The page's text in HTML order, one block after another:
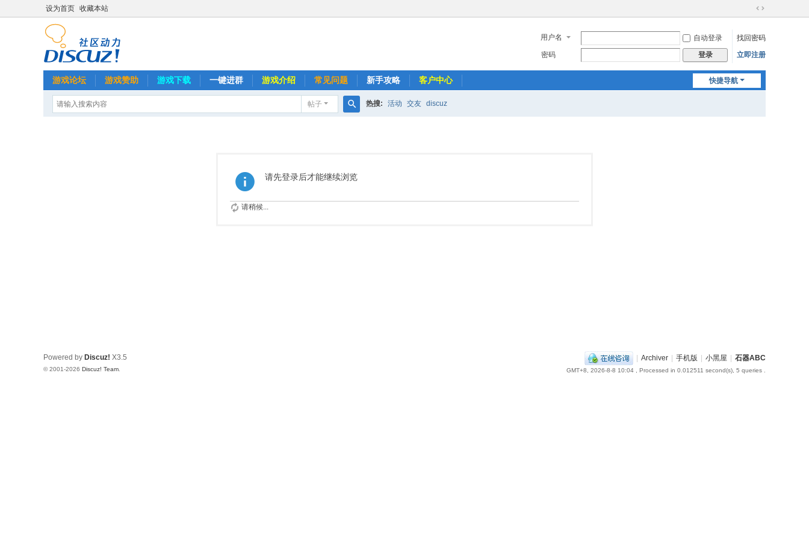
设为首页 收藏本站
切
到
宽
用户名 自动登录
找回密码
密码
登录 立即注册
快捷导航
游戏论坛 游戏赞助 游戏下载 一键进群 游戏介绍 常见问题 新手攻略 客户中心
帖子 热搜: 活动 交友 discuz
请先登录后才能继续浏览
请稍候...
| Archiver | 手机版 | 小黑屋 | 石器ABC
GMT+8, 2026-8-8 10:04 , Processed in 0.012511 second(s), 5 queries .
Powered by Discuz! X3.5
© 2001-2026 Discuz! Team